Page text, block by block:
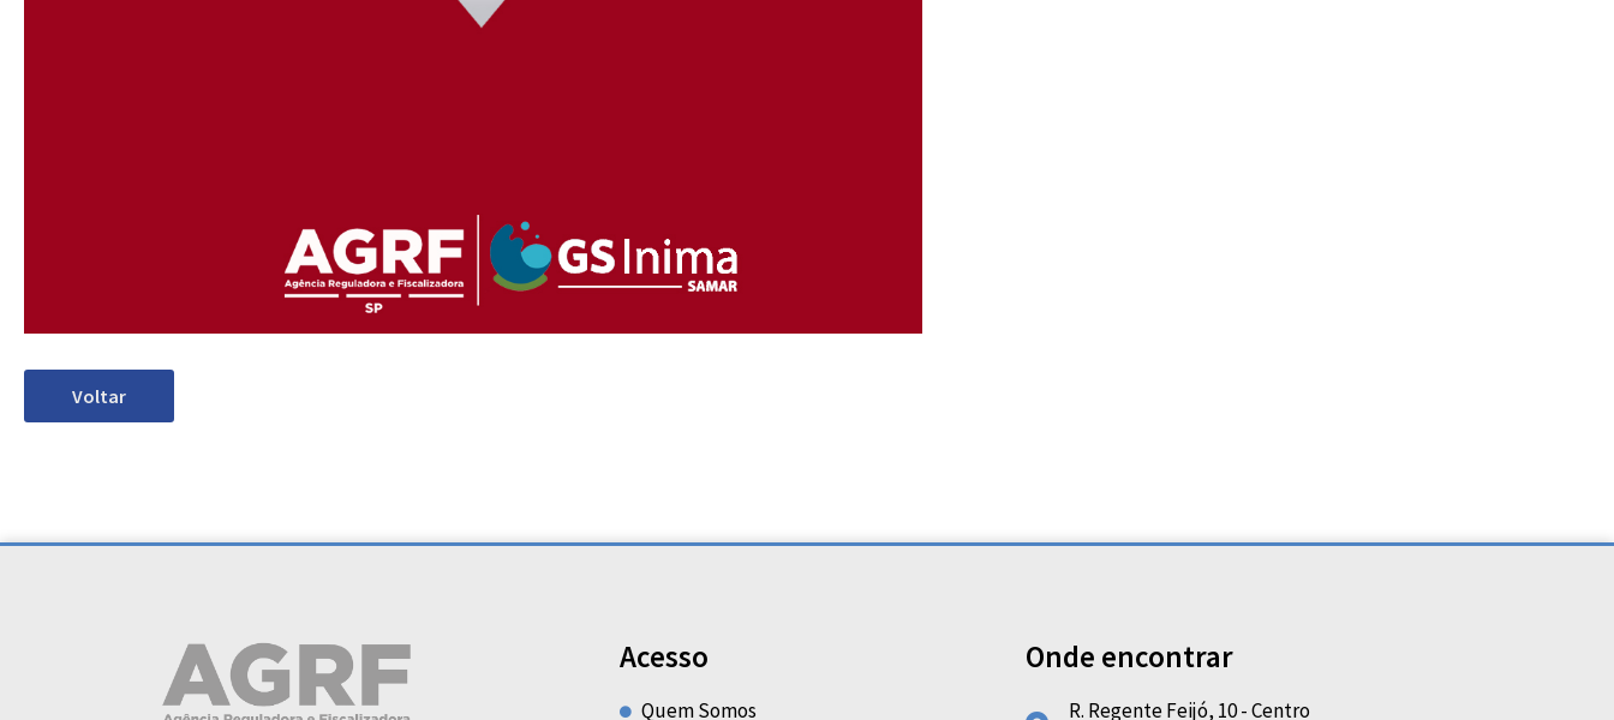
Voltar
Acesso
Quem Somos
Onde encontrar
R. Regente Feijó, 10 - Centro